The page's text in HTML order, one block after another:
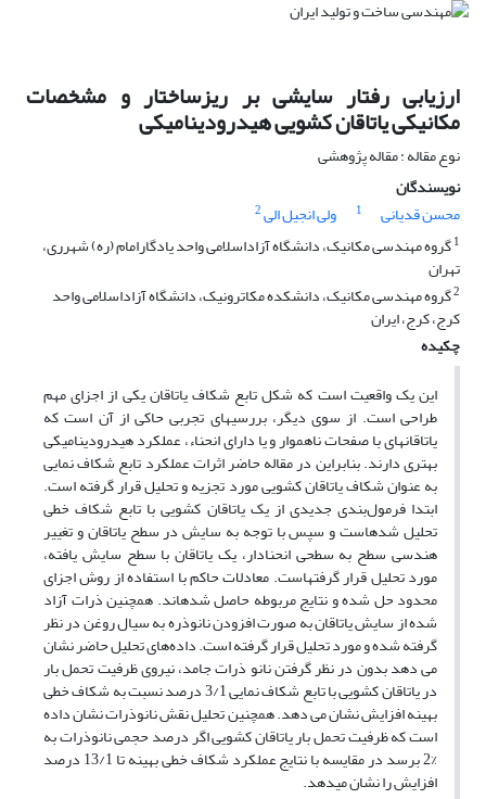
ارزیابی رفتار سایشی بر ریزساختار و مشخصات
مکانیکی یاتاقان‎ کشویی هیدرودینامیکی
نوع مقاله : مقاله پژوهشی
نویسندگان
محسن قدیانی
1 ولی انجیل الی2
1گروه مهندسی مکانیک، دانشگاه آزاداسلامی واحد یادگارامام (ره) شهرری،
تهران
2گروه مهندسی مکانیک، دانشکده مکاترونیک، دانشگاه آزاداسلامی واحد
کرج، کرج، ایران
چکیده
این یک واقعیت است که شکل تابع شکاف یاتاقان یکی از اجزای مهم
طراحی است. از سوی دیگر، بررسی‎های تجربی حاکی از آن است که
یاتاقان‎های با صفحات ناهموار و یا دارای انحناء، عملکرد هیدرودینامیکی
بهتری دارند. بنابراین در مقاله حاضر اثرات عملکرد تابع شکاف نمایی
به عنوان شکاف یاتاقان کشویی مورد تجزیه و تحلیل قرار گرفته است.
ابتدا فرمول‌بندی جدیدی از یک یاتاقان کشویی با تابع شکاف خطی
تحلیل شده‎است و سپس با توجه به سایش در سطح یاتاقان و تغییر
هندسی سطح به سطحی انحنادار، یک یاتاقان با سطح سایش یافته،
مورد تحلیل قرار گرفته‎است. معادلات حاکم با استفاده از روش اجزای
محدود حل شده و نتایج مربوطه حاصل شده‎اند. همچنین ذرات آزاد
شده از سایش یاتاقان به صورت افزودن نانوذره به سیال روغن در نظر
گرفته شده و مورد تحلیل قرار گرفته ‏است. داده‌های تحلیل حاضر نشان
می‏ دهد بدون در نظر گرفتن نانو ذرات جامد، نیروی ظرفیت تحمل بار
در یاتاقان کشویی با تابع شکاف نمایی 3/1 درصد نسبت به شکاف خطی
بهینه افزایش نشان می‏ دهد. همچنین تحلیل نقش نانوذرات نشان داده
است که ظرفیت تحمل بار یاتاقان کشویی اگر درصد حجمی نانوذرات به
%2 برسد در مقایسه با نتایج عملکرد شکاف خطی بهینه تا 13/1 درصد
افزایش را نشان می‎دهد.